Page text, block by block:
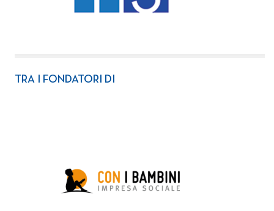
TRA I FONDATORI DI